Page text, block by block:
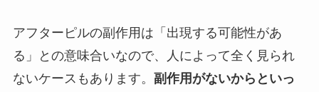
アフターピルの副作用は「出現する可能性があ
る」との意味合いなので、人によって全く見られ
ないケースもあります。 副作用がないからといっ